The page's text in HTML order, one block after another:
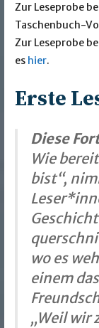
Zur Leseprobe
Taschenbuch-
Zur Leseprobe
es hier.
Erste
Diese
Wie
bist“,
wo es
einem
„Weil wir